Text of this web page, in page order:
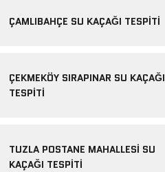
ÇAMLIBAHÇE SU KAÇAĞI TESPITI
ÇEKMEKÖY SIRAPINAR SU KAÇAĞI
TESPITI
TUZLA POSTANE MAHALLESI SU
KAÇAĞI TESPITI